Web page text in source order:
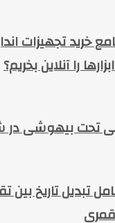
خرید تجهیزات
را آنلاین بخریم؟
تحت بیهوشی در
تبدیل تاریخ